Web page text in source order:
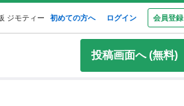
ジモティー 初めての方へ ログイン 会員登録
投稿画面へ (無料)